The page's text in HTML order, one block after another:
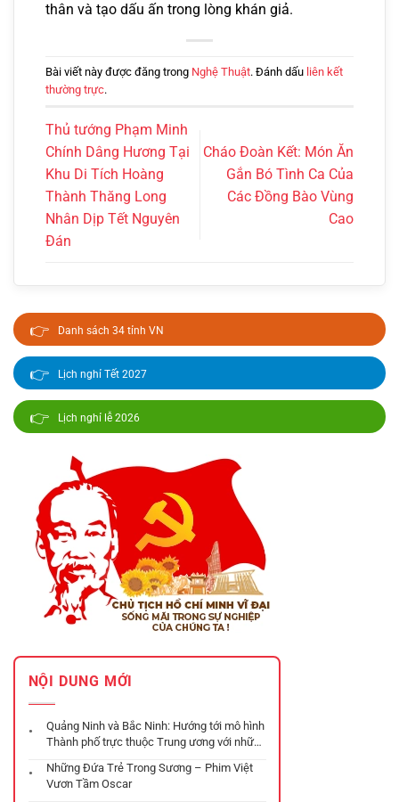
thân và tạo dấu ấn trong lòng khán giả.
Bài viết này được đăng trong Nghệ Thuật. Đánh dấu liên kết
thường trực.
Thủ tướng Phạm Minh
Chính Dâng Hương Tại
Khu Di Tích Hoàng
Thành Thăng Long
Nhân Dịp Tết Nguyên
Đán
Cháo Đoàn Kết: Món Ăn
Gắn Bó Tình Ca Của
Các Đồng Bào Vùng
Cao
👉 Danh sách 34 tỉnh VN
👉 Lịch nghỉ Tết 2027
👉 Lịch nghỉ lễ 2026
NỘI DUNG MỚI
Quảng Ninh và Bắc Ninh: Hướng tới mô hình
Thành phố trực thuộc Trung ương với những
Những Đứa Trẻ Trong Sương – Phim Việt
Vươn Tầm Oscar